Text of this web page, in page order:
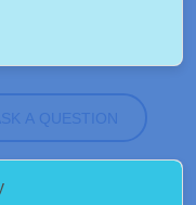
A QUESTION